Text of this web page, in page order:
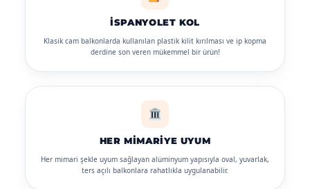
İSPANYOLET KOL
Klasik cam balkonlarda kullanılan plastik kilit kırılması ve ip kopma
derdine son veren mükemmel bir ürün!
HER MIMARIYE UYUM
Her mimari şekle uyum sağlayan alüminyum yapısıyla oval, yuvarlak,
ters açılı balkonlara rahatlıkla uygulanabilir.